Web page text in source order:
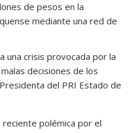
de pesos en la
mediante una red de
una crisis provocada por la
decisiones de los
del PRI Estado de
polémica por el